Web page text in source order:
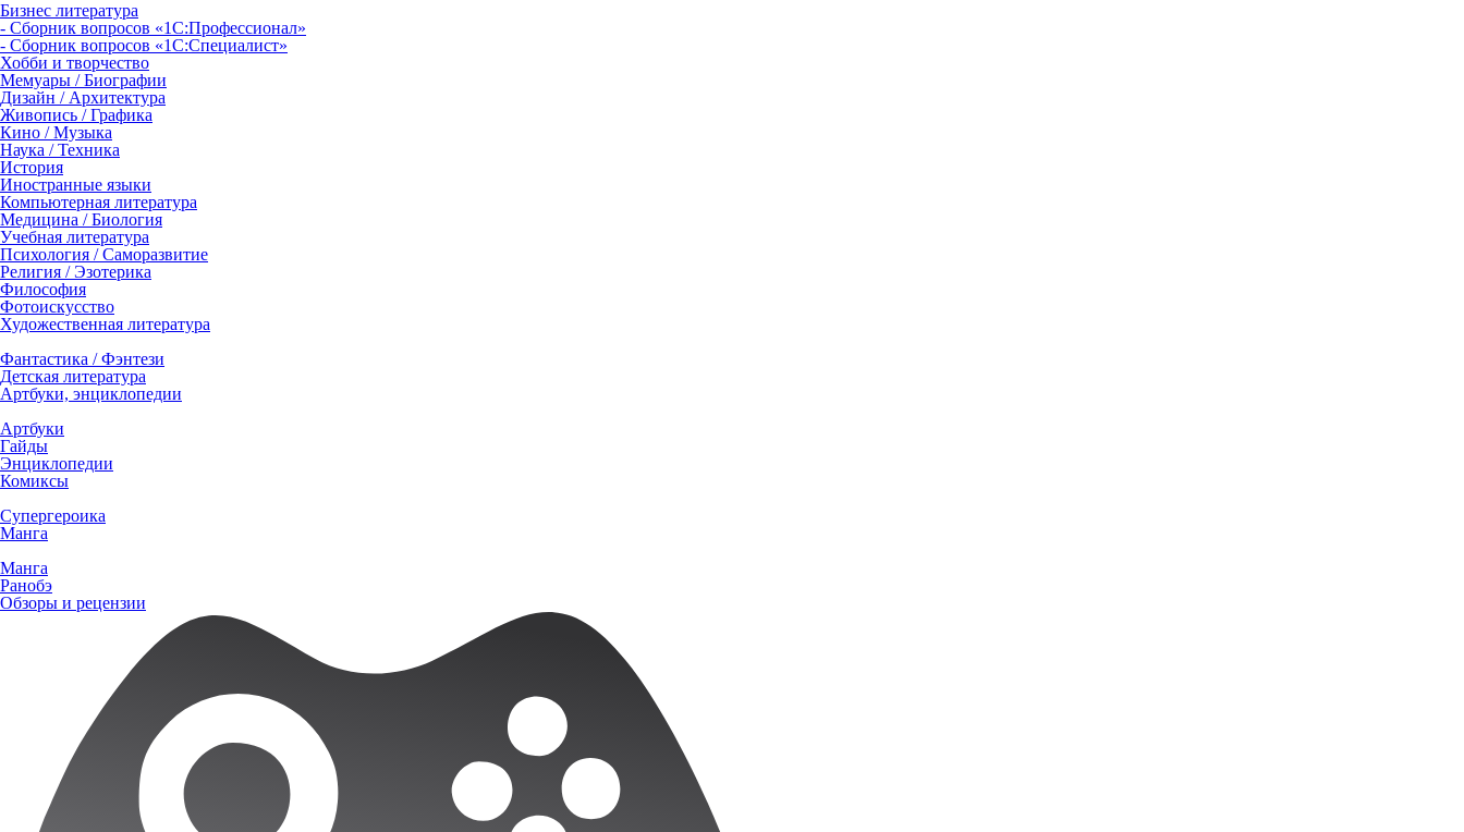
Бизнес литература
- Сборник вопросов «1С:Профессионал»
- Сборник вопросов «1С:Специалист»
Хобби и творчество
Мемуары / Биографии
Дизайн / Архитектура
Живопись / Графика
Кино / Музыка
Наука / Техника
История
Иностранные языки
Компьютерная литература
Медицина / Биология
Учебная литература
Психология / Саморазвитие
Религия / Эзотерика
Философия
Фотоискусство
Художественная литература
Фантастика / Фэнтези
Детская литература
Артбуки, энциклопедии
Артбуки
Гайды
Энциклопедии
Комиксы
Супергероика
Манга
Манга
Ранобэ
Обзоры и рецензии